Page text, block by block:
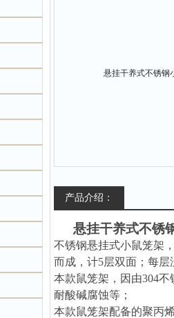
产品介绍：
悬挂干养式不锈
不锈钢悬挂式小鼠笼架
而成，计5层双面；每层
本款鼠笼架，因由304不
耐酸碱腐蚀等；
本款鼠笼架配备的聚丙